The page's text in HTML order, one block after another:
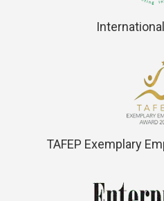
TAFEP Exemplary